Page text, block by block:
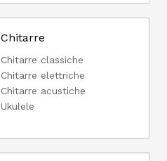
Chitarre
Chitarre classiche
Chitarre elettriche
Chitarre acustiche
Ukulele